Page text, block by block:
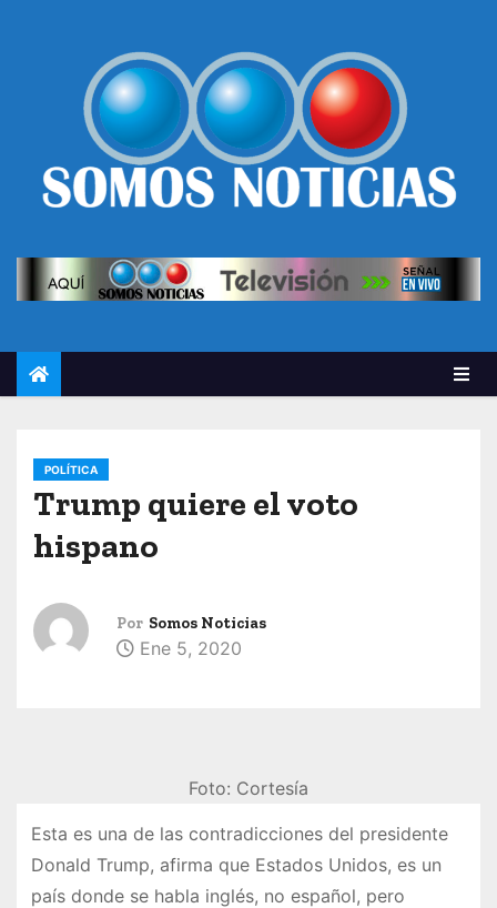
POLÍTICA
Trump quiere el voto
hispano
Por Somos Noticias
Ene 5, 2020
Foto: Cortesía
Esta es una de las contradicciones del presidente
Donald Trump, afirma que Estados Unidos, es un
país donde se habla inglés, no español, pero